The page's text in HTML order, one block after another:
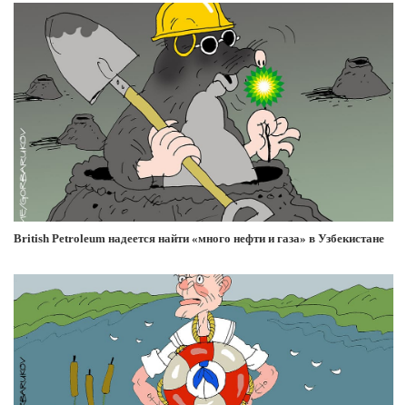
British Petroleum надеется найти «много нефти и газа» в Узбекистане